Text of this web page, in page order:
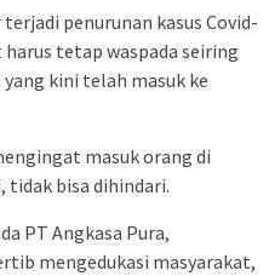
penurunan kasus Covid-
tetap waspada seiring
kini telah masuk ke
masuk orang di
tidak bisa dihindari.
PT Angkasa Pura,
mengedukasi masyarakat,